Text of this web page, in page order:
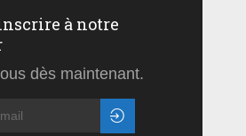
à notre
dès maintenant.